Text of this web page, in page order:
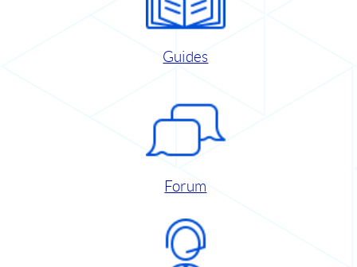
Guides
Forum